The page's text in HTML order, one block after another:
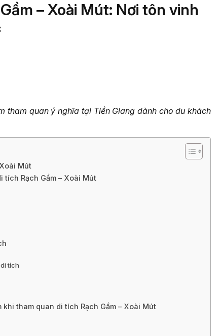
– Xoài Mút: Nơi tôn vinh
tham quan ý nghĩa tại Tiền Giang dành cho du khách
Mút
tích Rạch Gầm – Xoài Mút
tích
tham quan di tích Rạch Gầm – Xoài Mút